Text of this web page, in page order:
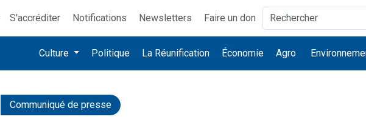
S'accréditer Notifications Newsletters Faire un don
Culture Politique La Réunification Économie Agro
Communiqué de presse